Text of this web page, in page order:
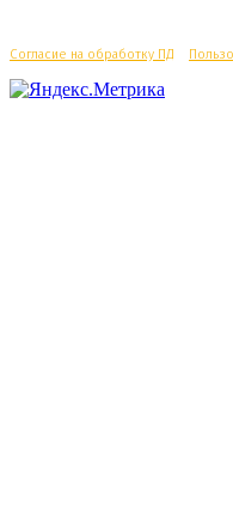
Согласие на обработку ПД